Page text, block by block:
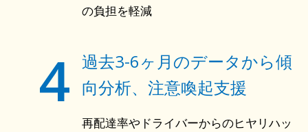
の負担を軽減
過去3-6ヶ月のデータから傾
向分析、注意喚起支援
4
再配達率やドライバーからのヒヤリハッ